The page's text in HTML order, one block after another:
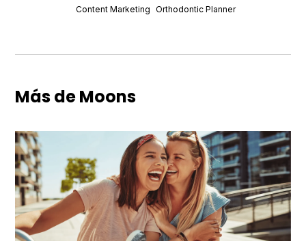
Content Marketing Orthodontic Planner
Más de Moons